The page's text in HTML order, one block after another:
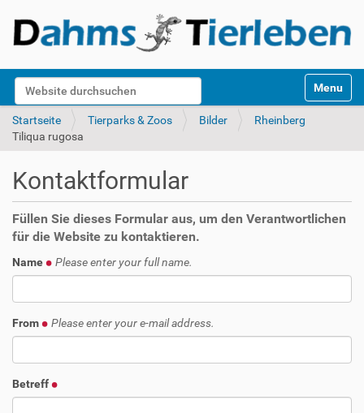
Website durchsuchen
k
Toggle
Startseite Tierparks & Zoos Bilder
Rheinberg
Tiliqua rugosa
Kontaktformular
Füllen Sie dieses Formular aus, um den Verantwortlichen
für die Website zu kontaktieren.
Name Please enter your full name.
From Please enter your e-mail address.
Betreff